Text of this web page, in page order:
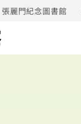
張麗門紀念圖書館